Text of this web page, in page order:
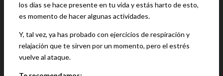
los días se hace presente en tu vida y estás harto de esto,
es momento de hacer algunas actividades.
Y, tal vez, ya has probado con ejercicios de respiración y
relajación que te sirven por un momento, pero el estrés
vuelve al ataque.